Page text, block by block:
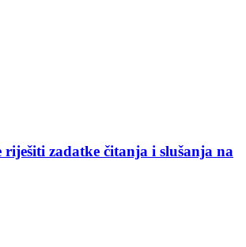
riješiti zadatke čitanja i slušanja na